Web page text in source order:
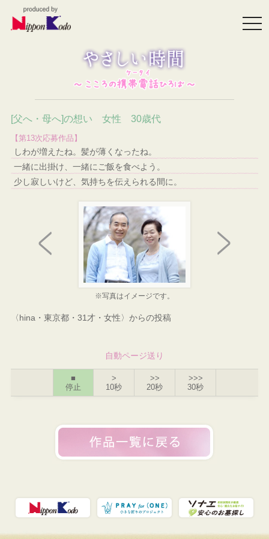
[父へ・母へ]の想い 女性 30歳代
【第13次応募作品】
しわが増えたね。髪が薄くなったね。
一緒に出掛け、一緒にご飯を食べよう。
少し寂しいけど、気持ちを伝えられる間に。
※写真はイメージです。
〈hina・東京都・31才・女性〉からの投稿
自動ページ送り
■
停止
>
10秒
>>
20秒
>>>
30秒